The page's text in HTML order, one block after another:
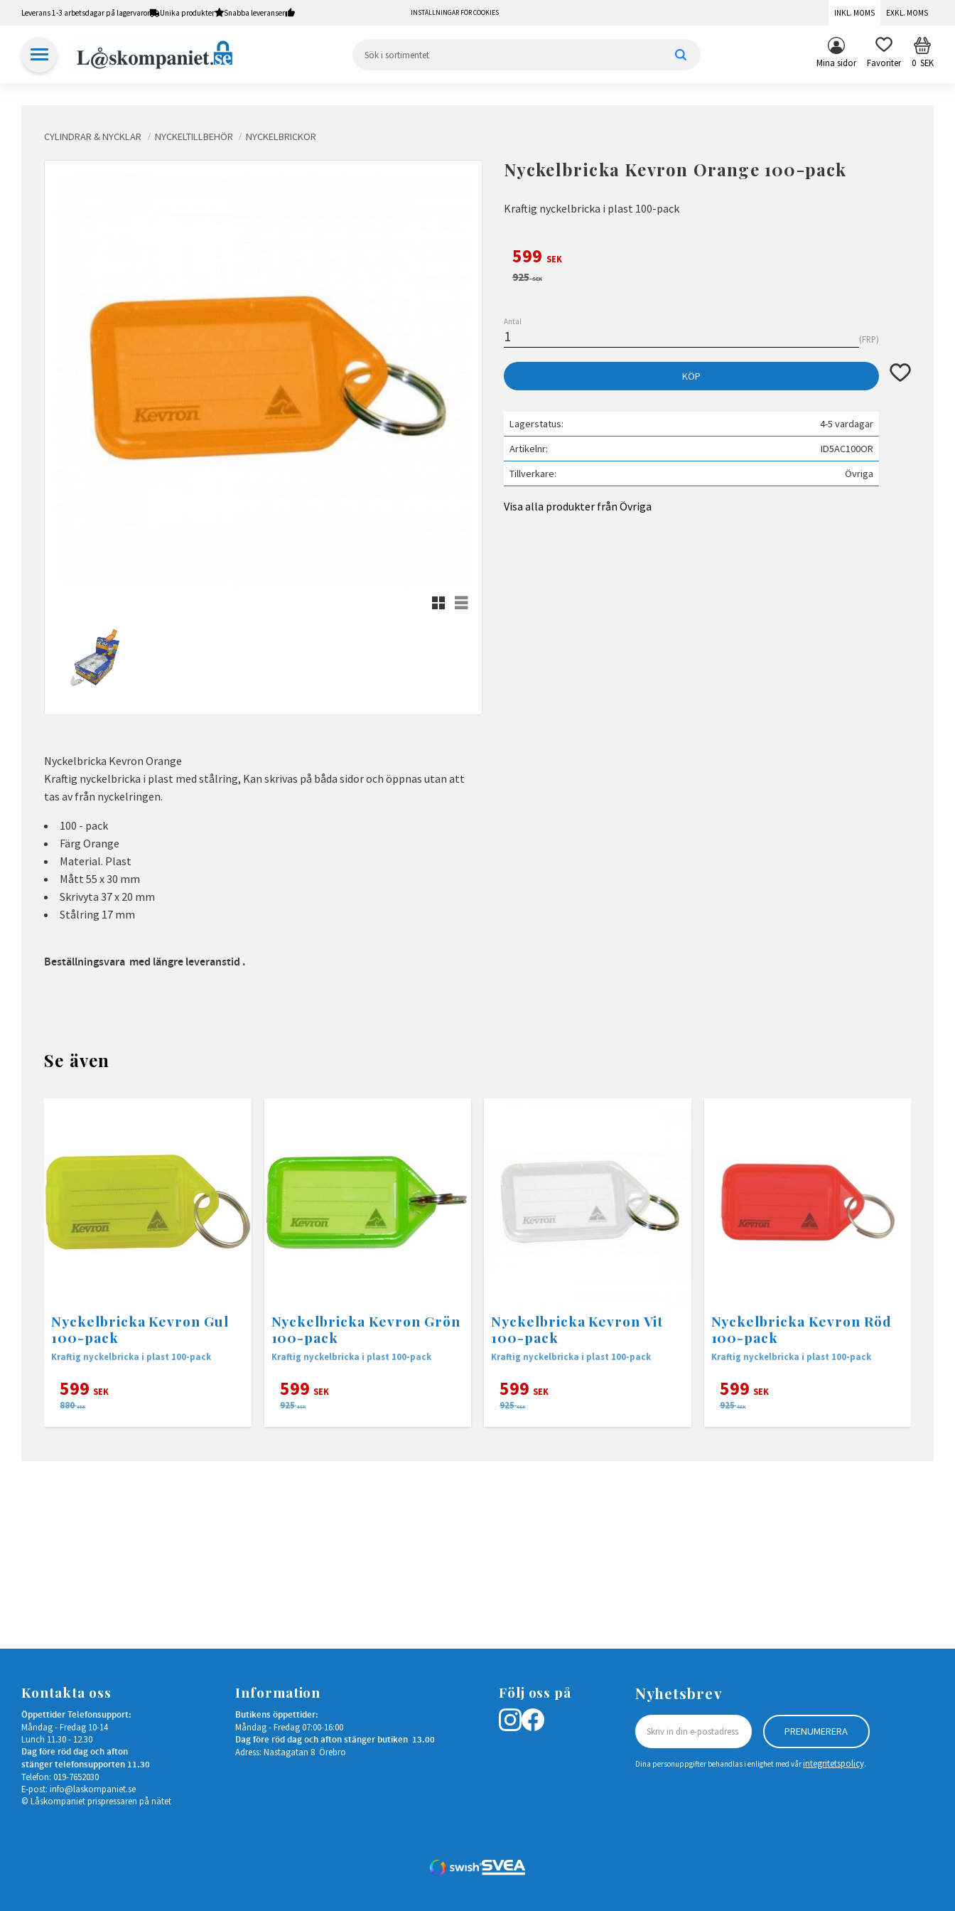
Leverans 1-3 arbetsdagar på lagervaror Unika produkter Snabba leveranser INSTÄLLNINGAR FÖR COOKIES INKL. MOMS EXKL. MOMS
Mina sidor FAVORITER 0SEK
CYLINDRAR & NYCKLAR NYCKELTILLBEHÖR NYCKELBRICKOR
Nyckelbricka Kevron Orange 100-pack
Kraftig nyckelbricka i plast 100-pack
Rutnätsvy
Listvy
Nedsatt pris:
599 SEK
Ordinarie pris:
925SEK
Antal
FRP
KÖP Lägg till i
Lagerstatus
4-5 vardagar
Artikelnr
ID5AC100OR
Tillverkare
Övriga
Visa alla produkter från Övriga
Nyckelbricka Kevron Orange
Kraftig nyckelbricka i plast med stålring, Kan skrivas på båda sidor och öppnas utan att
tas av från nyckelringen.
100 - pack
Färg Orange
Material. Plast
Mått 55 x 30 mm
Skrivyta 37 x 20 mm
Stålring 17 mm
Beställningsvara med längre leveranstid .
Se även
Nyckelbricka Kevron Gul
100-pack
Kraftig nyckelbricka i plast 100-pack
599 SEK
880 SEK
Nyckelbricka Kevron Grön
100-pack
Kraftig nyckelbricka i plast 100-pack
599 SEK
925 SEK
Nyckelbricka Kevron Vit
100-pack
Kraftig nyckelbricka i plast 100-pack
599 SEK
925 SEK
Nyckelbricka Kevron Röd
100-pack
Kraftig nyckelbricka i plast 100-pack
599 SEK
925 SEK
Kontakta oss
Öppettider Telefonsupport:
Måndag - Fredag 10-14
Lunch 11.30 - 12.30
Dag före röd dag och afton
stänger telefonsupporten 11.30
Telefon: 019-7652030
E-post: info@laskompaniet.se
© Låskompaniet prispressaren på nätet
Information
Butikens öppettider:
Måndag - Fredag 07:00-16:00
Dag före röd dag och afton stänger butiken 13.00
Adress: Nastagatan 8 Örebro
Följ oss på Nyhetsbrev
PRENUMERERA
Dina personuppgifter behandlas i enlighet med vårintegritetspolicy.